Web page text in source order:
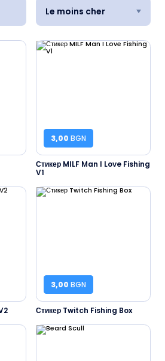
Le moins cher
3,00 BGN
Стикер MILF Man I Love Fishing
V1
3,00 BGN
Стикер Twitch Fishing Box